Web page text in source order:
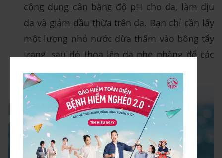
công dụng cân bằng độ pH cho da, làm dịu
da và giảm dầu thừa trên da. Bạn chỉ cần lấy
một lượng nhỏ nước dừa thấm vào bông tẩy
trang, sau đó thoa lên da nhẹ nhàng để các
dưỡng chất từ từ thẩm thấu.